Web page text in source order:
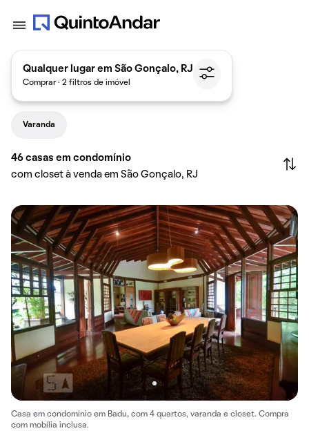
Qualquer lugar em São Gonçalo, RJ
Comprar · 2 filtros de imóvel
Varanda
46 casas em condomínio
com closet à venda em São Gonçalo, RJ
Casa em condomínio em Badu, com 4 quartos, varanda e closet. Compra
com mobília inclusa.